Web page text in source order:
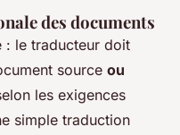
des documents
: le traducteur doit
source ou
les exigences
simple traduction